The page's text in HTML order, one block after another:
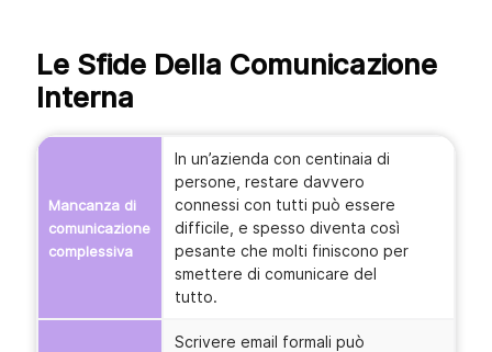
Le Sfide Della Comunicazione
Interna
Mancanza di
comunicazione
complessiva
In un’azienda con centinaia di
persone, restare davvero
connessi con tutti può essere
difficile, e spesso diventa così
pesante che molti finiscono per
smettere di comunicare del
tutto.
Scrivere email formali può